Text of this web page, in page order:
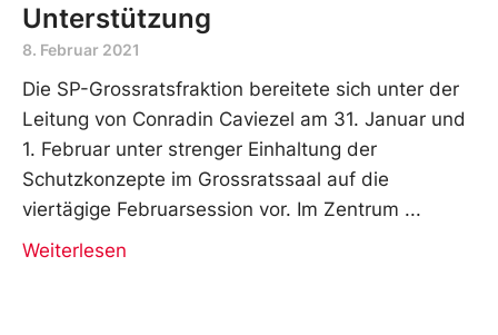
Unterstützung
8. Februar 2021
Die SP-Grossratsfraktion bereitete sich unter der
Leitung von Conradin Caviezel am 31. Januar und
1. Februar unter strenger Einhaltung der
Schutzkonzepte im Grossratssaal auf die
viertägige Februarsession vor. Im Zentrum
Weiterlesen